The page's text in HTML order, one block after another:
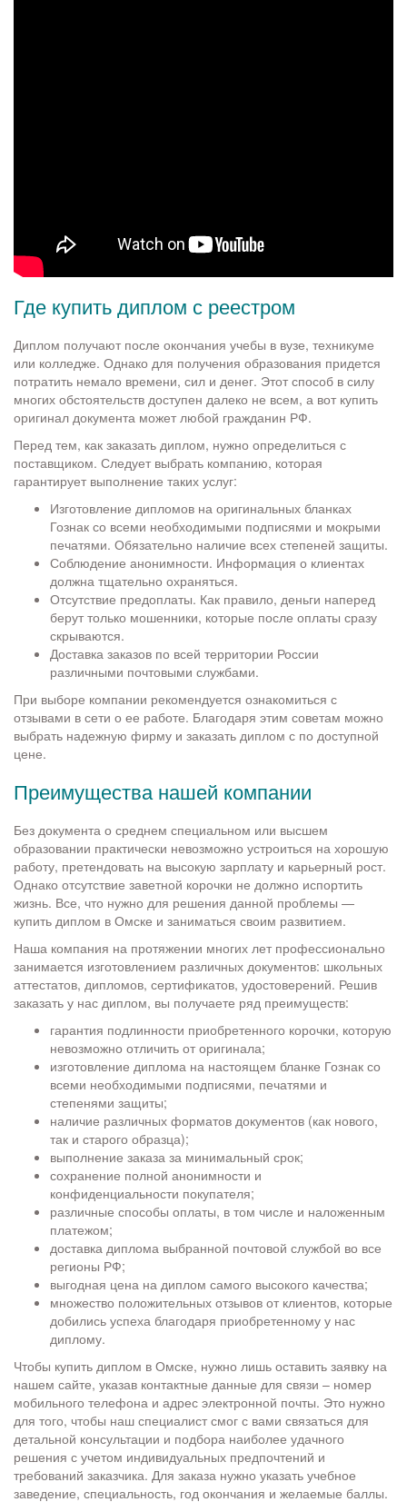
Где купить диплом с реестром
Диплом получают после окончания учебы в вузе, техникуме
или колледже. Однако для получения образования придется
потратить немало времени, сил и денег. Этот способ в силу
многих обстоятельств доступен далеко не всем, а вот купить
оригинал документа может любой гражданин РФ.
Перед тем, как заказать диплом, нужно определиться с
поставщиком. Следует выбрать компанию, которая
гарантирует выполнение таких услуг:
Изготовление дипломов на оригинальных бланках
Гознак со всеми необходимыми подписями и мокрыми
печатями. Обязательно наличие всех степеней защиты.
Соблюдение анонимности. Информация о клиентах
должна тщательно охраняться.
Отсутствие предоплаты. Как правило, деньги наперед
берут только мошенники, которые после оплаты сразу
скрываются.
Доставка заказов по всей территории России
различными почтовыми службами.
При выборе компании рекомендуется ознакомиться с
отзывами в сети о ее работе. Благодаря этим советам можно
выбрать надежную фирму и заказать диплом с по доступной
цене.
Преимущества нашей компании
Без документа о среднем специальном или высшем
образовании практически невозможно устроиться на хорошую
работу, претендовать на высокую зарплату и карьерный рост.
Однако отсутствие заветной корочки не должно испортить
жизнь. Все, что нужно для решения данной проблемы —
купить диплом в Омске и заниматься своим развитием.
Наша компания на протяжении многих лет профессионально
занимается изготовлением различных документов: школьных
аттестатов, дипломов, сертификатов, удостоверений. Решив
заказать у нас диплом, вы получаете ряд преимуществ:
гарантия подлинности приобретенного корочки, которую
невозможно отличить от оригинала;
изготовление диплома на настоящем бланке Гознак со
всеми необходимыми подписями, печатями и
степенями защиты;
наличие различных форматов документов (как нового,
так и старого образца);
выполнение заказа за минимальный срок;
сохранение полной анонимности и
конфиденциальности покупателя;
различные способы оплаты, в том числе и наложенным
платежом;
доставка диплома выбранной почтовой службой во все
регионы РФ;
выгодная цена на диплом самого высокого качества;
множество положительных отзывов от клиентов, которые
добились успеха благодаря приобретенному у нас
диплому.
Чтобы купить диплом в Омске, нужно лишь оставить заявку на
нашем сайте, указав контактные данные для связи – номер
мобильного телефона и адрес электронной почты. Это нужно
для того, чтобы наш специалист смог с вами связаться для
детальной консультации и подбора наиболее удачного
решения с учетом индивидуальных предпочтений и
требований заказчика. Для заказа нужно указать учебное
заведение, специальность, год окончания и желаемые баллы.